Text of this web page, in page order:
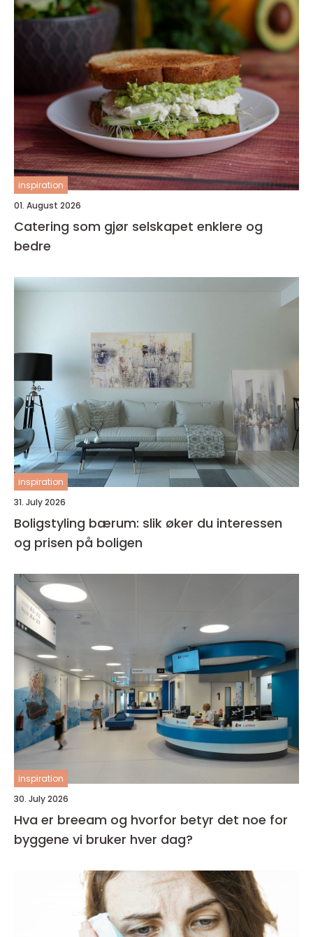
inspiration
01. August 2026
Catering som gjør selskapet enklere og
bedre
inspiration
31. July 2026
Boligstyling bærum: slik øker du interessen
og prisen på boligen
inspiration
30. July 2026
Hva er breeam og hvorfor betyr det noe for
byggene vi bruker hver dag?